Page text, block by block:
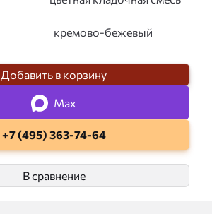
Добавить в корзину
Max
+7 (495) 363-74-64
В сравнение